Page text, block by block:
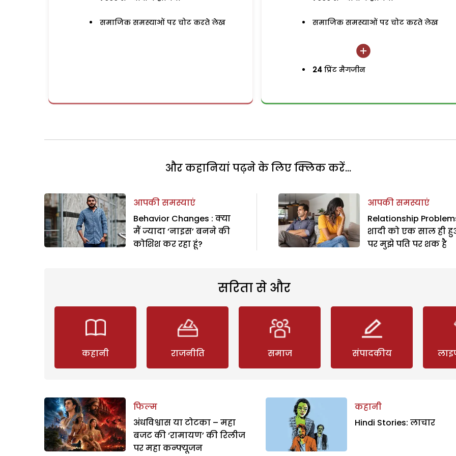
समाजिक समस्याओं पर चोट करते लेख समाजिक समस्याओं पर चोट करते लेख
24 प्रिंट मैगजीन
और कहानियां पढ़ने के लिए क्लिक करें...
आपकी समस्याएं
Behavior Changes : क्या
मैं ज्यादा ‘नाइस’ बनने की
कोशिश कर रहा हूं?
आपकी समस्याएं
Relationship
शादी को एक साल ही
पर मुझे पति पर शक है
सरिता से और
कहानी राजनीति समाज संपादकीय
फिल्म
अंधविश्वास या टोटका – महा
बजट की ‘रामायण’ की रिलीज
पर महा कन्फ्यूजन
कहानी
Hindi Stories: लाचार